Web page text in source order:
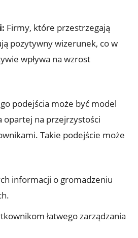
Firmy, które przestrzegają
pozytywny wizerunek, co w
wpływa na wzrost
podejścia może być model
opartej na przejrzystości
Takie podejście może
informacji o gromadzeniu
łatwego zarządzania